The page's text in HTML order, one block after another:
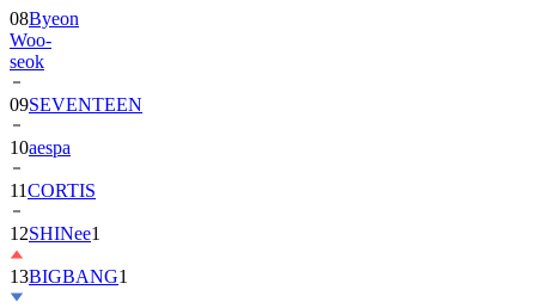
08Byeon
Woo-
seok
09SEVENTEEN
10aespa
11CORTIS
12SHINee1
13BIGBANG1